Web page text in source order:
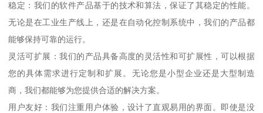
稳定：我们的软件产品基于的技术和算法，保证了其稳定的性能。
无论是在工业生产线上，还是在自动化控制系统中，我们的产品都
能够保持可靠的运行。
灵活可扩展：我们的产品具备高度的灵活性和可扩展性，可以根据
您的具体需求进行定制和扩展。无论您是小型企业还是大型制造
商，我们都能够为您提供合适的解决方案。
用户友好：我们注重用户体验，设计了直观易用的界面。即使是没